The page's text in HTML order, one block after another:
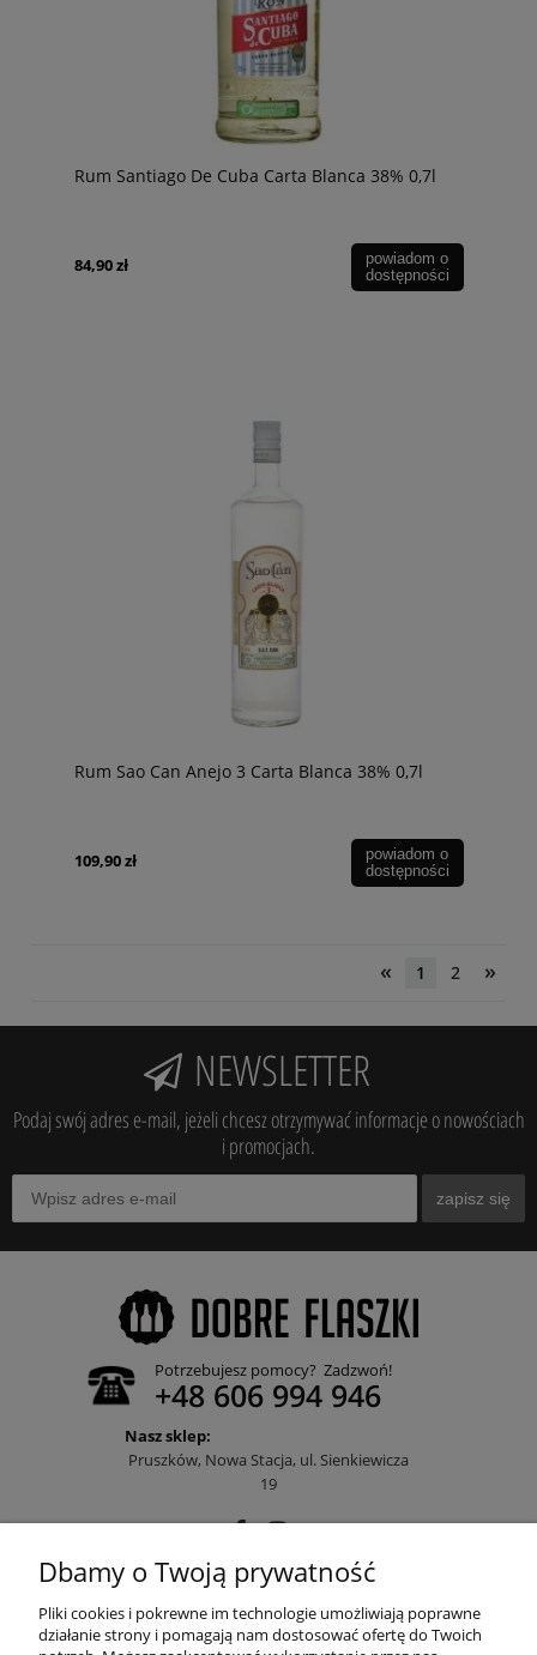
Rum Santiago De Cuba Carta Blanca 38% 0,7l
84,90 zł
powiadom o
dostępności
Rum Sao Can Anejo 3 Carta Blanca 38% 0,7l
109,90 zł
powiadom o
dostępności
« 1 2 »
NEWSLETTER
Podaj swój adres e-mail, jeżeli chcesz otrzymywać informacje o nowościach
i promocjach.
zapisz się
Potrzebujesz pomocy? Zadzwoń!
+48 606 994 946
Nasz sklep:
Pruszków, Nowa Stacja, ul. Sienkiewicza
19
POMOC
Dbamy o Twoją prywatność
Pliki cookies i pokrewne im technologie umożliwiają poprawne
działanie strony i pomagają nam dostosować ofertę do Twoich